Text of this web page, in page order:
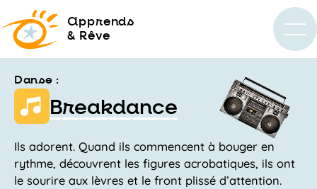
apprends
& Rêve
Danse :
Breakdance
Ils adorent. Quand ils commencent à bouger en
rythme, découvrent les figures acrobatiques, ils ont
le sourire aux lèvres et le front plissé d’attention.